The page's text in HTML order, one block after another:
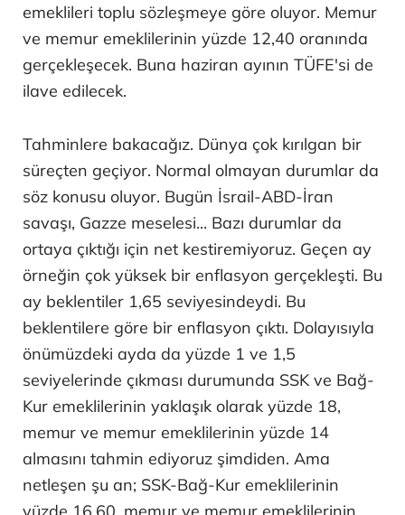
emeklileri toplu sözleşmeye göre oluyor. Memur
ve memur emeklilerinin yüzde 12,40 oranında
gerçekleşecek. Buna haziran ayının TÜFE'si de
ilave edilecek.
Tahminlere bakacağız. Dünya çok kırılgan bir
süreçten geçiyor. Normal olmayan durumlar da
söz konusu oluyor. Bugün İsrail-ABD-İran
savaşı, Gazze meselesi... Bazı durumlar da
ortaya çıktığı için net kestiremiyoruz. Geçen ay
örneğin çok yüksek bir enflasyon gerçekleşti. Bu
ay beklentiler 1,65 seviyesindeydi. Bu
beklentilere göre bir enflasyon çıktı. Dolayısıyla
önümüzdeki ayda da yüzde 1 ve 1,5
seviyelerinde çıkması durumunda SSK ve Bağ-
Kur emeklilerinin yaklaşık olarak yüzde 18,
memur ve memur emeklilerinin yüzde 14
almasını tahmin ediyoruz şimdiden. Ama
netleşen şu an; SSK-Bağ-Kur emeklilerinin
yüzde 16,60, memur ve memur emeklilerinin